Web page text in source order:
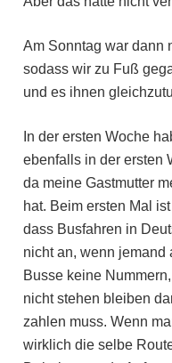
Am Sonntag war dann
sodass wir zu Fuß
und es ihnen
In der ersten Woche
ebenfalls in der ersten
da meine Gastmutter
hat. Beim ersten Mal
dass Busfahren in
nicht an, wenn jemand
Busse keine
nicht stehen bleiben
zahlen muss. Wenn
wirklich die selbe